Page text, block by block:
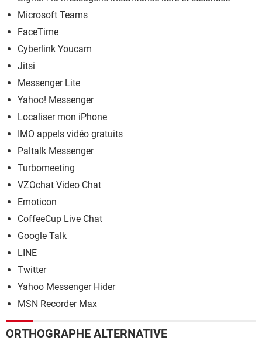
Microsoft Teams
FaceTime
Cyberlink Youcam
Jitsi
Messenger Lite
Yahoo! Messenger
Localiser mon iPhone
IMO appels vidéo gratuits
Paltalk Messenger
Turbomeeting
VZOchat Video Chat
Emoticon
CoffeeCup Live Chat
Google Talk
LINE
Twitter
Yahoo Messenger Hider
MSN Recorder Max
ORTHOGRAPHE ALTERNATIVE